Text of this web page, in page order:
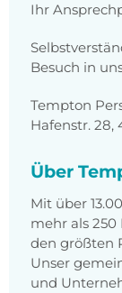
Ihr
Besuch in
Tempton
Hafenstr. 28,
Über
Mit über
mehr als
den größten
Unser
und